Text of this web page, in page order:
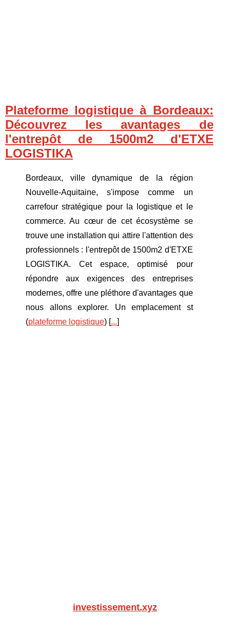
Plateforme logistique à Bordeaux:
Découvrez les avantages de
l'entrepôt de 1500m2 d'ETXE
LOGISTIKA
Bordeaux, ville dynamique de la région
Nouvelle-Aquitaine, s'impose comme un
carrefour stratégique pour la logistique et le
commerce. Au cœur de cet écosystème se
trouve une installation qui attire l'attention des
professionnels : l'entrepôt de 1500m2 d'ETXE
LOGISTIKA. Cet espace, optimisé pour
répondre aux exigences des entreprises
modernes, offre une pléthore d'avantages que
nous allons explorer. Un emplacement st
(plateforme logistique) [...]
investissement.xyz